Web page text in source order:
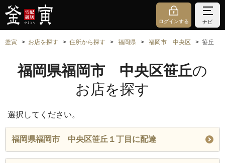
ログインする ナビ
釜寅 お店を探す 住所から探す 福岡県 福岡市 中央区 笹丘
福岡県福岡市 中央区笹丘の
お店を探す
選択してください。
福岡県福岡市 中央区笹丘１丁目に配達